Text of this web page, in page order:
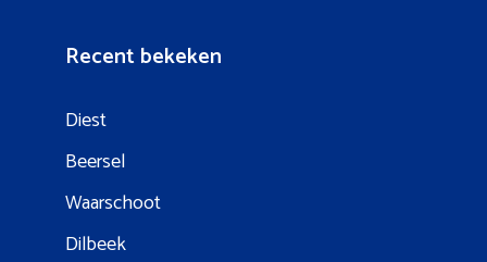
Recent bekeken
Diest
Beersel
Waarschoot
Dilbeek